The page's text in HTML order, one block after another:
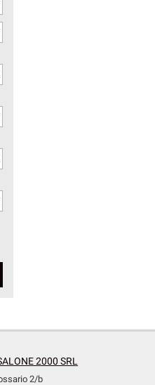
2000 SRL
2/b